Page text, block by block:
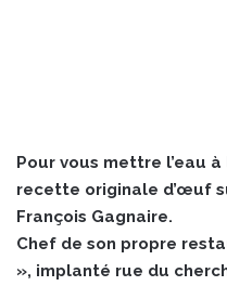
Pour vous mettre l’eau
recette originale d’œuf
François Gagnaire.
Chef de son propre
», implanté rue du